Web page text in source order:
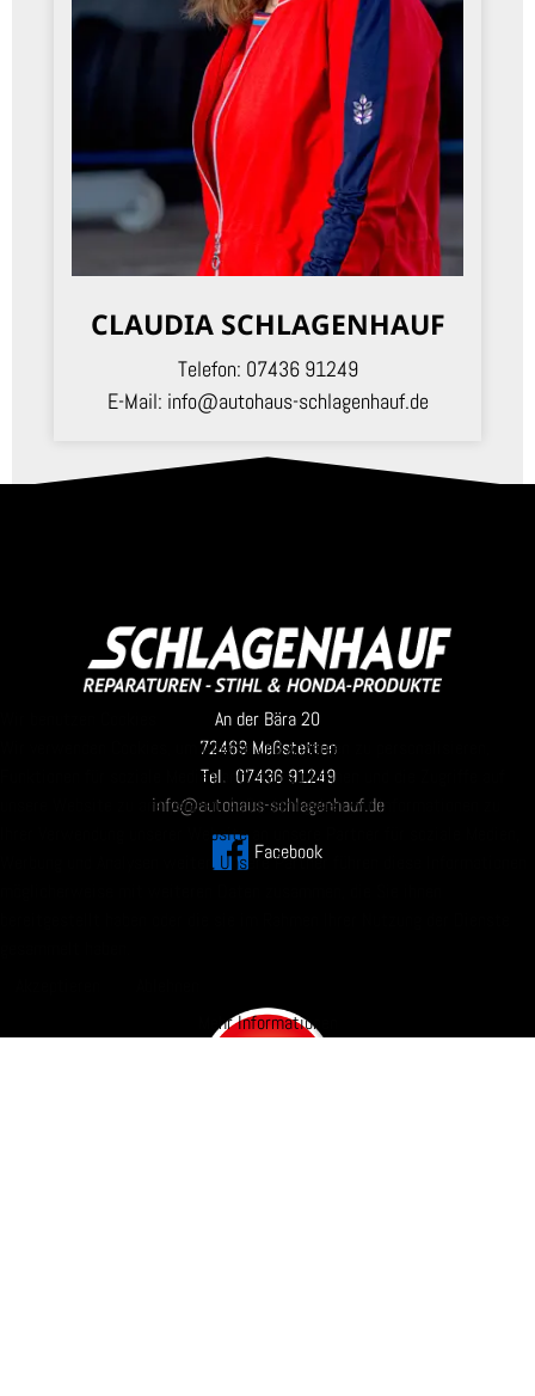
CLAUDIA SCHLAGENHAUF
Telefon: 07436 91249
E-Mail: info@autohaus-schlagenhauf.de
An der Bära 20
72469 Meßstetten
Tel. 07436 91249
info@autohaus-schlagenhauf.de
Facebook
Wir verwenden Cookies, um Inhalte und Anzeigen zu personalisieren,
Funktionen für soziale Medien anbieten zu können und die Zugriffe auf
unsere Website zu analysieren. Außerdem geben wir Informationen zu
Ihrer Verwendung unserer Website an unsere Partner für soziale Medien,
Werbung und Analysen weiter. Unsere Partner führen diese Informationen
Mehr Informationen